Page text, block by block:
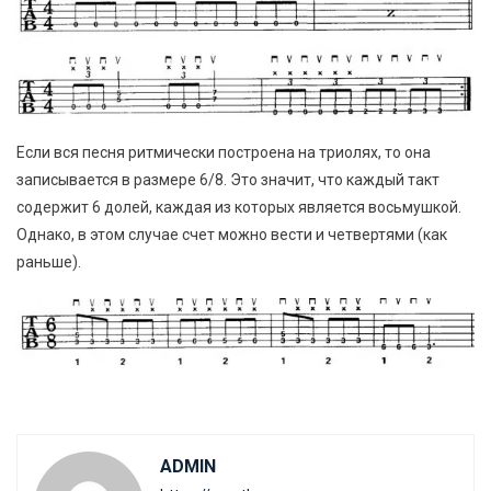
Если вся песня ритмически построена на триолях, то она
записывается в размере 6/8. Это значит, что каждый такт
содержит 6 долей, каждая из которых является восьмушкой.
Однако, в этом случае счет можно вести и четвертями (как
раньше).
ADMIN